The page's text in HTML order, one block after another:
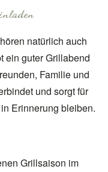
natürlich auch
ein guter Grillabend
Familie und
und sorgt für
Erinnerung bleiben.
Grillsaison im